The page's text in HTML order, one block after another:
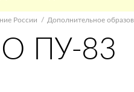
России Дополнительное
ПУ-83